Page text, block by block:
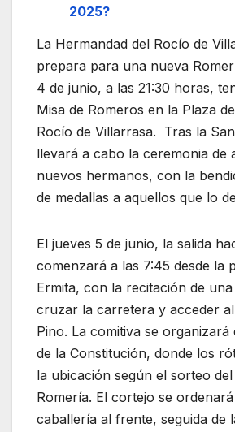
2025?
La Hermandad del Rocío de
prepara para una nueva
4 de junio, a las 21:30 horas,
Misa de Romeros en la Plaza
Rocío de Villarrasa. Tras la
llevará a cabo la ceremonia de
nuevos hermanos, con la
de medallas a aquellos que lo
El jueves 5 de junio, la salida
comenzará a las 7:45 desde la
Ermita, con la recitación de
cruzar la carretera y acceder
Pino. La comitiva se organizará
de la Constitución, donde los
la ubicación según el sorteo del
Romería. El cortejo se
caballería al frente, seguida de